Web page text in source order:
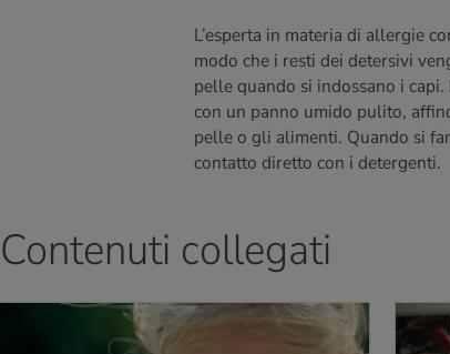
L’esperta in materia di allergie
modo che i resti dei detersivi
pelle quando si indossano i
con un panno umido pulito,
pelle o gli alimenti. Quando si
contatto diretto con i detergenti.
Contenuti collegati